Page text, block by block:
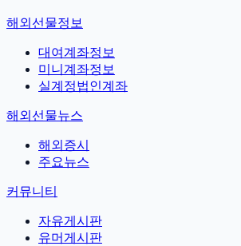
해외선물정보
대여계좌정보
미니계좌정보
실계정법인계좌
해외선물뉴스
해외증시
주요뉴스
커뮤니티
자유게시판
유머게시판